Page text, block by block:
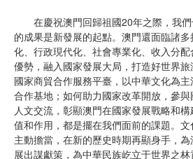
在慶祝澳門回歸祖國20年之際，我們
的成果是新發展的起點。澳門還面臨諸
化、行政現代化、社會專業化、收入分
優勢，融入國家發展大局，打造好世界
國家商貿合作服務平臺，以中華文化為
合作基地；如何助力國家改革開放，參
人文交流，彰顯澳門在國家發展戰略和
值和作用，都是擺在我們面前的課題。文
主動擔當，在新的歷史時期再顯身手，
展出謀獻策，為中華民族屹立于世界之林